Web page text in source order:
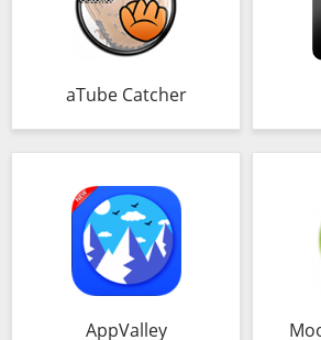
aTube Catcher
AppValley